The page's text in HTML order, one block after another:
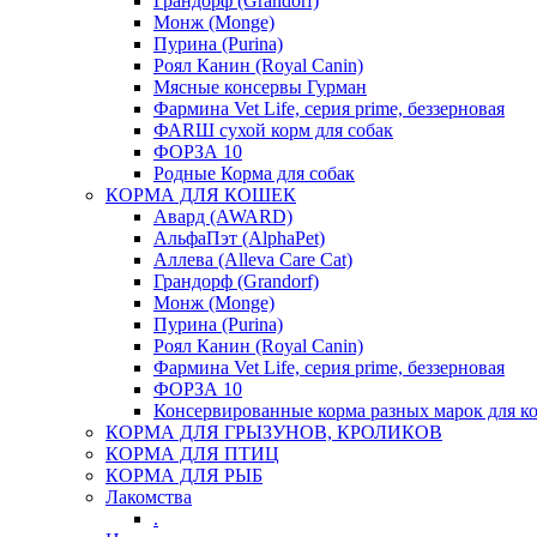
Монж (Monge)
Пурина (Purina)
Роял Канин (Royal Canin)
Мясные консервы Гурман
Фармина Vet Life, серия prime, беззерновая
ФАRШ сухой корм для собак
ФОРЗА 10
Родные Корма для собак
КОРМА ДЛЯ КОШЕК
Авард (AWARD)
АльфаПэт (AlphaPet)
Аллева (Alleva Care Cat)
Грандорф (Grandorf)
Монж (Monge)
Пурина (Purina)
Роял Канин (Royal Canin)
Фармина Vet Life, серия prime, беззерновая
ФОРЗА 10
Консервированные корма разных марок для
КОРМА ДЛЯ ГРЫЗУНОВ, КРОЛИКОВ
КОРМА ДЛЯ ПТИЦ
КОРМА ДЛЯ РЫБ
Лакомства
.